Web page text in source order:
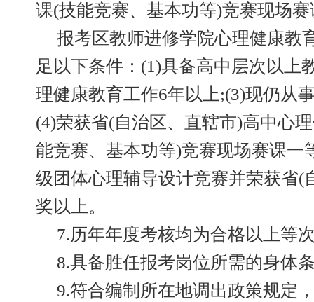
课(技能竞赛、基本功等)竞赛现场
报考区教师进修学院心理健康教
足以下条件：(1)具备高中层次以上
理健康教育工作6年以上;(3)现仍从
(4)荣获省(自治区、直辖市)高中心
能竞赛、基本功等)竞赛现场赛课一
级团体心理辅导设计竞赛并荣获省(
奖以上。
7.历年年度考核均为合格以上等
8.具备胜任报考岗位所需的身体
9.符合编制所在地调出政策规定